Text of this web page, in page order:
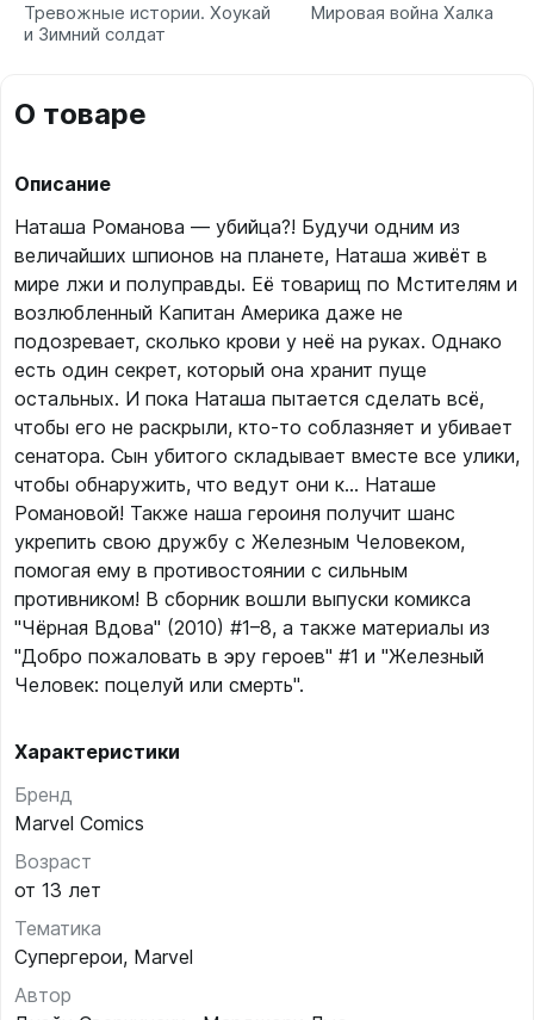
Тревожные истории. Хоукай
и Зимний солдат
Мировая война Халка
О товаре
Описание
Наташа Романова — убийца?! Будучи одним из
величайших шпионов на планете, Наташа живёт в
мире лжи и полуправды. Её товарищ по Мстителям и
возлюбленный Капитан Америка даже не
подозревает, сколько крови у неё на руках. Однако
есть один секрет, который она хранит пуще
остальных. И пока Наташа пытается сделать всё,
чтобы его не раскрыли, кто-то соблазняет и убивает
сенатора. Сын убитого складывает вместе все улики,
чтобы обнаружить, что ведут они к… Наташе
Романовой! Также наша героиня получит шанс
укрепить свою дружбу с Железным Человеком,
помогая ему в противостоянии с сильным
противником! В сборник вошли выпуски комикса
"Чёрная Вдова" (2010) #1–8, а также материалы из
"Добро пожаловать в эру героев" #1 и "Железный
Человек: поцелуй или смерть".
Характеристики
Бренд
Marvel Comics
Возраст
от 13 лет
Тематика
Супергерои, Marvel
Автор